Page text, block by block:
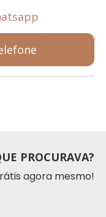
PROCURAVA?
agora mesmo!